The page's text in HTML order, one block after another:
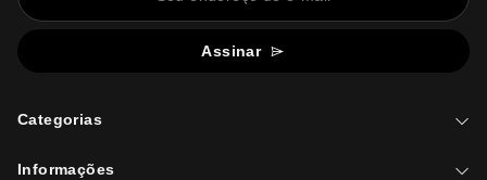
Assinar
Categorias
Informações